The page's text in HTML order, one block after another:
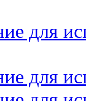
для
для